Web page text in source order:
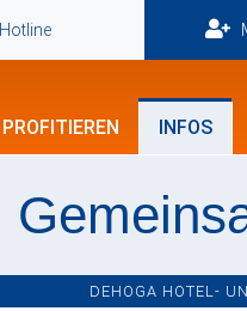
Hotline
PROFITIEREN INFOS
DEHOGA HOTEL-